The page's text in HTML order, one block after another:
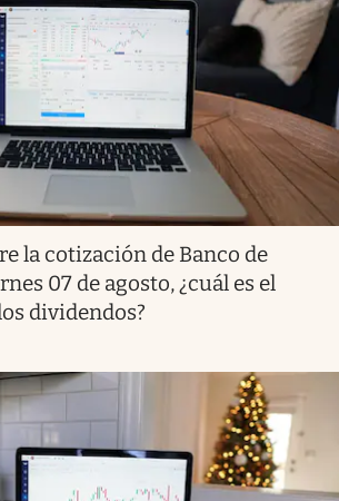
la cotización de Banco de
07 de agosto, ¿cuál es el
dividendos?